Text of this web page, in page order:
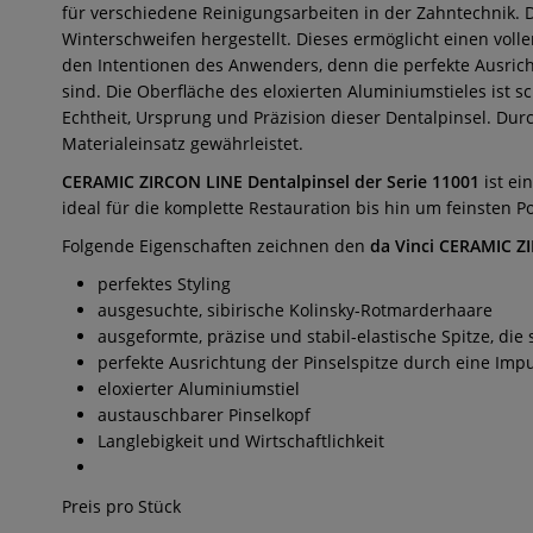
für verschiedene Reinigungsarbeiten in der Zahntechnik.
Winterschweifen hergestellt. Dieses ermöglicht einen
den Intentionen des Anwenders, denn die perfekte
sind. Die Oberfläche des eloxierten Aluminiumstieles ist
Echtheit, Ursprung und Präzision dieser Dentalpinsel.
Materialeinsatz gewährleistet.
CERAMIC ZIRCON LINE Dentalpinsel der Serie 11001 ist
ideal für die komplette Restauration bis hin um feinsten
Folgende Eigenschaften zeichnen den da Vinci CERAMIC
perfektes Styling
ausgesuchte, sibirische Kolinsky-Rotmarderhaare
ausgeformte, präzise und stabil-elastische Spitze,
perfekte Ausrichtung der Pinselspitze durch eine
eloxierter Aluminiumstiel
austauschbarer Pinselkopf
Langlebigkeit und Wirtschaftlichkeit
Preis pro Stück